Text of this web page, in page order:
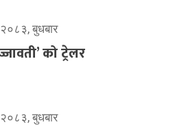
बुधबार
को ट्रेलर
बुधबार